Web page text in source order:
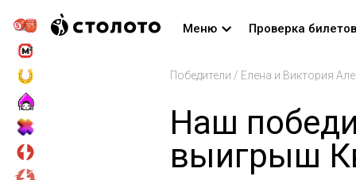
Меню Проверка билетов
Победители / Елена и Виктория
Наш
выигрыш